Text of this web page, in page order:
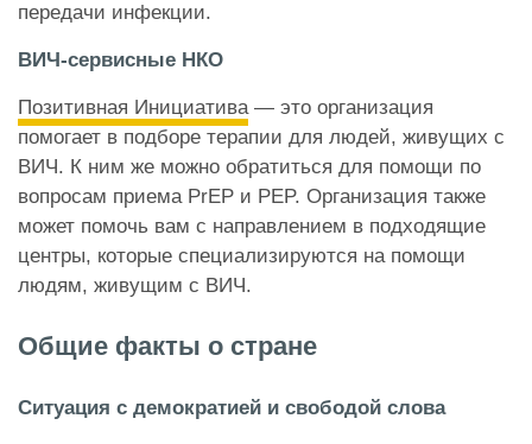
передачи инфекции.
ВИЧ-сервисные НКО
Позитивная Инициатива— это организация
помогает в подборе терапии для людей, живущих с
ВИЧ. К ним же можно обратиться для помощи по
вопросам приема PrEP и PEP. Организация также
может помочь вам с направлением в подходящие
центры, которые специализируются на помощи
людям, живущим с ВИЧ.
Общие факты о стране
Ситуация с демократией и свободой слова